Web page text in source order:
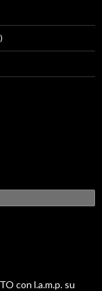
con l.a.m.p. su